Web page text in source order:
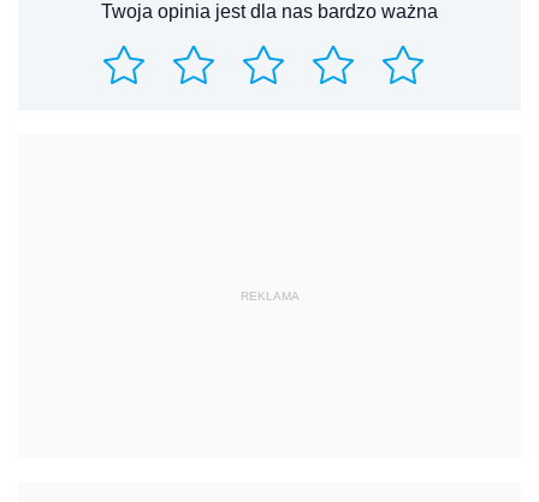
Twoja opinia jest dla nas bardzo ważna
REKLAMA